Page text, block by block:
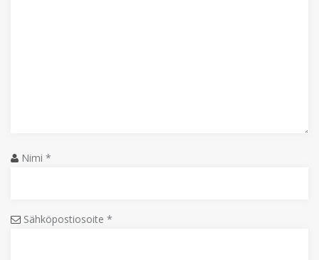
Nimi *
Sähköpostiosoite *